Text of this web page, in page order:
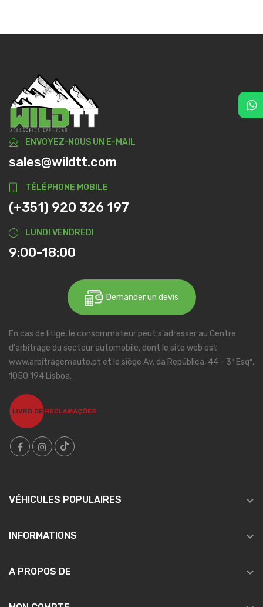
ENVOYEZ-NOUS UN E-MAIL
sales@wildtt.com
TÉLÉPHONE MOBILE
(+351) 920 326 197
LUNDI VENDREDI
9:00-18:00
Demander un devis
En cas de litige, le consommateur peut s'adresser au Centre
d'arbitrage du secteur automobile, dont le site web est
www.arbitragemauto.pt et le siège Av. da República, 44 - 3º Esqº,
1050 194 Lisboa.
VÉHICULES POPULAIRES 
INFORMATIONS 
A PROPOS DE 